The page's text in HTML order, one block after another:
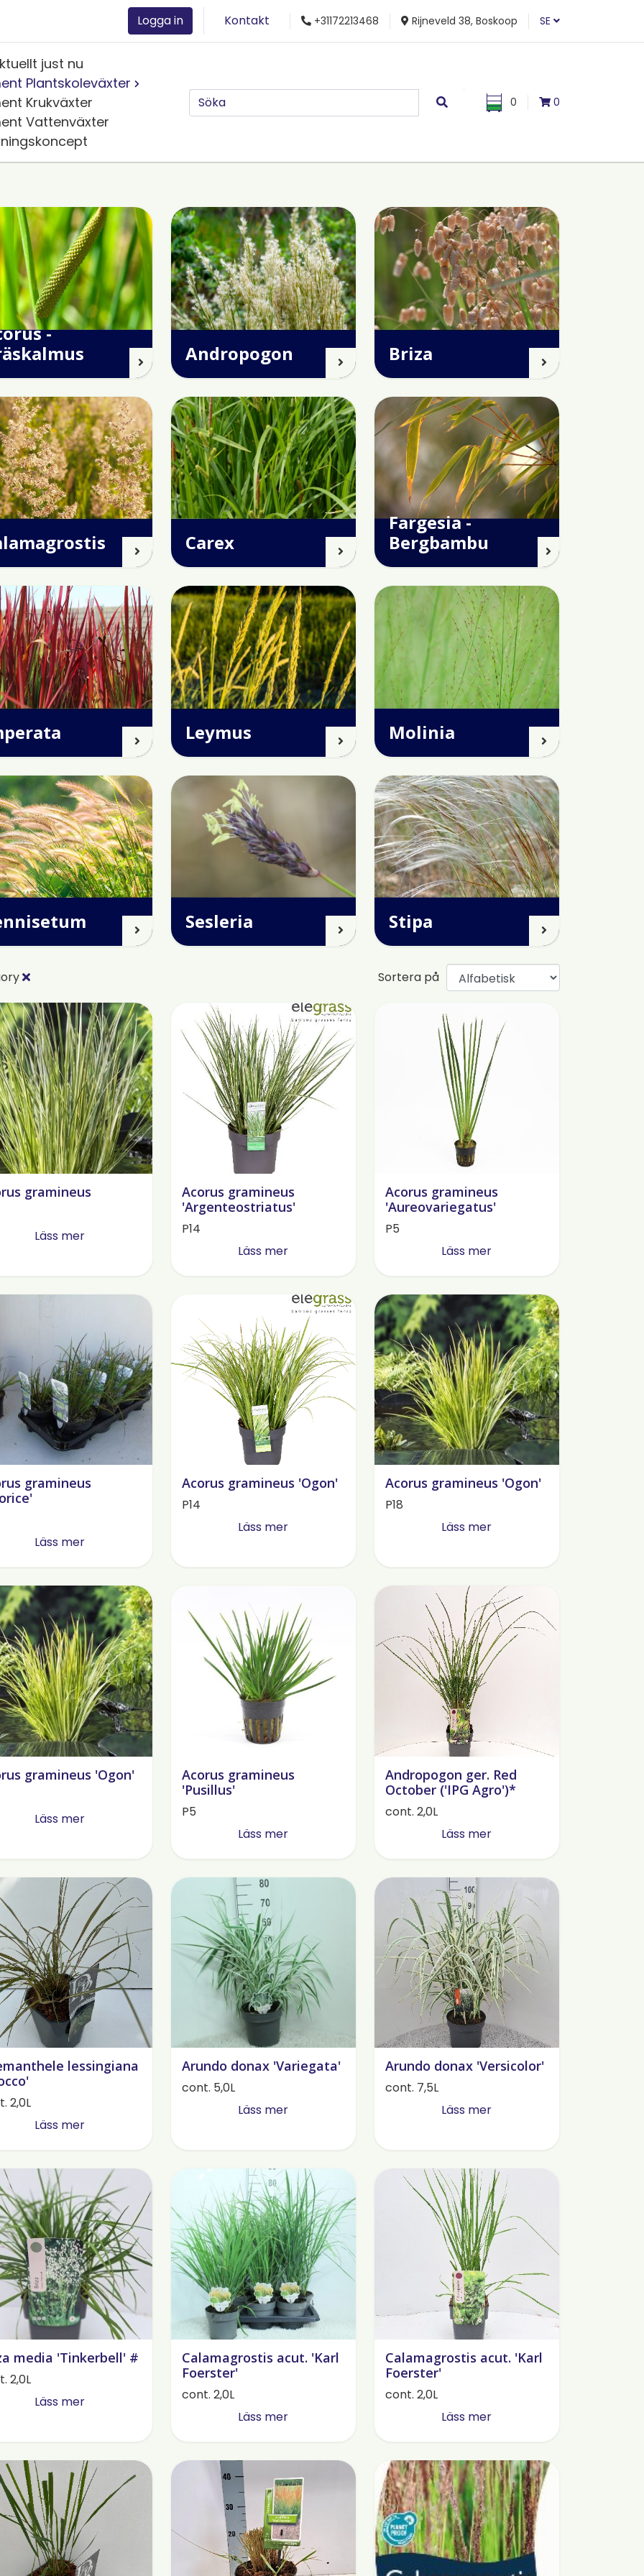
Logga in Kontakt +31172213468 Rijneveld 38, Boskoop SE
just nu
Plantskoleväxter
Krukväxter
Vattenväxter
0 0
-
Andropogon Briza
Carex
Fargesia -
Bergbambu
Leymus Molinia
Sesleria Stipa
Sortera på
gramineus
Läss mer
Acorus gramineus
'Argenteostriatus'
P14
Läss mer
Acorus gramineus
'Aureovariegatus'
P5
Läss mer
gramineus
Läss mer
Acorus gramineus 'Ogon'
P14
Läss mer
Acorus gramineus 'Ogon'
P18
Läss mer
gramineus 'Ogon'
Läss mer
Acorus gramineus
'Pusillus'
P5
Läss mer
Andropogon ger. Red
October ('IPG Agro')*
cont. 2,0L
Läss mer
lessingiana
2,0L
Läss mer
Arundo donax 'Variegata'
cont. 5,0L
Läss mer
Arundo donax 'Versicolor'
cont. 7,5L
Läss mer
media 'Tinkerbell' #
2,0L
Läss mer
Calamagrostis acut. 'Karl
Foerster'
cont. 2,0L
Läss mer
Calamagrostis acut. 'Karl
Foerster'
cont. 2,0L
Läss mer